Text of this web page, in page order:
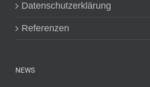
Datenschutzerklärung
Referenzen
NEWS